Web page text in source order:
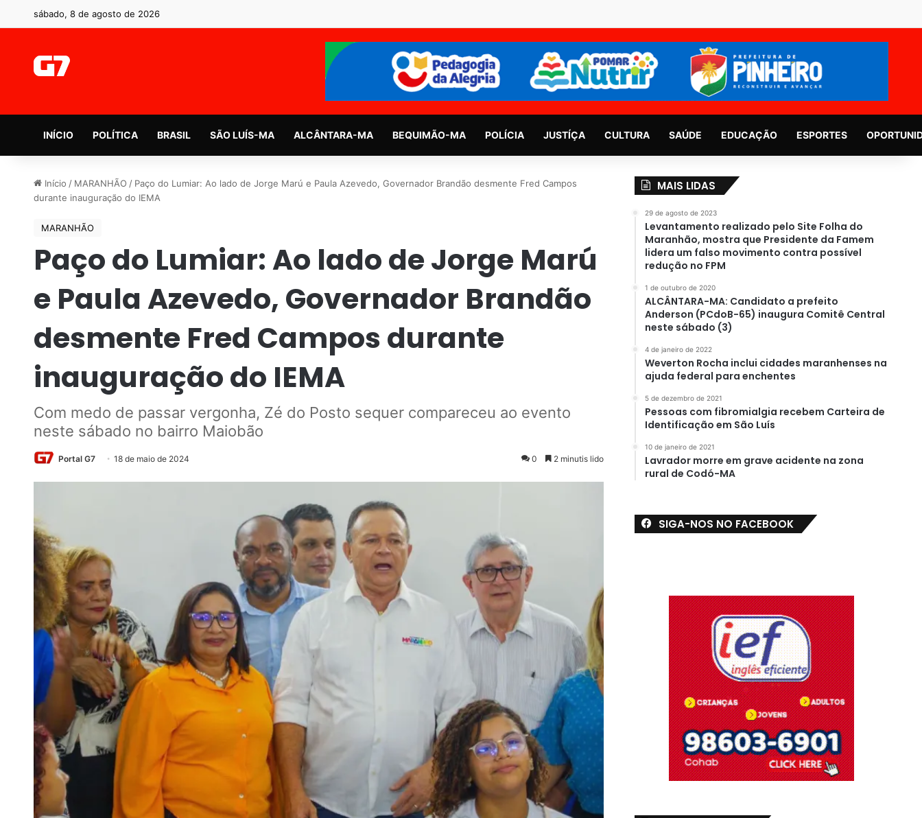
sábado, 8 de agosto de 2026
INÍCIO POLÍTICA BRASIL SÃO LUÍS-MA ALCÂNTARA-MA BEQUIMÃO-MA POLÍCIA JUSTÍÇA CULTURA SAÚDE EDUCAÇÃO ESPORTES
Início / MARANHÃO / Paço do Lumiar: Ao lado de Jorge Marú e Paula Azevedo, Governador Brandão desmente Fred Campos
durante inauguração do IEMA
MARANHÃO
Paço do Lumiar: Ao lado de Jorge Marú
e Paula Azevedo, Governador Brandão
desmente Fred Campos durante
inauguração do IEMA
Com medo de passar vergonha, Zé do Posto sequer compareceu ao evento
neste sábado no bairro Maiobão
Portal G7 18 de maio de 2024 0 2 minutis lido
MAIS LIDAS
29 de agosto de 2023
Levantamento realizado pelo Site Folha do
Maranhão, mostra que Presidente da Famem
lidera um falso movimento contra possível
redução no FPM
1 de outubro de 2020
ALCÂNTARA-MA: Candidato a prefeito
Anderson (PCdoB-65) inaugura Comitê Central
neste sábado (3)
4 de janeiro de 2022
Weverton Rocha inclui cidades maranhenses na
ajuda federal para enchentes
5 de dezembro de 2021
Pessoas com fibromialgia recebem Carteira de
Identificação em São Luís
10 de janeiro de 2021
Lavrador morre em grave acidente na zona
rural de Codó-MA
SIGA-NOS NO FACEBOOK